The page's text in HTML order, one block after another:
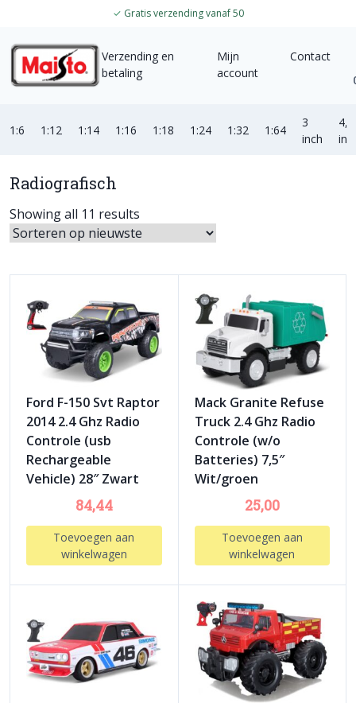
✓ Gratis verzending vanaf 50
Verzending en
betaling
Mijn
account
Contact
1:6 1:12 1:14 1:16 1:18 1:24 1:32 1:64
3
inch
4,5
Radiografisch
Showing all 11 results
Ford F-150 Svt Raptor
2014 2.4 Ghz Radio
Controle (usb
Rechargeable
Vehicle) 28″ Zwart
84,44
Toevoegen aan
winkelwagen
Mack Granite Refuse
Truck 2.4 Ghz Radio
Controle (w/o
Batteries) 7,5″
Wit/groen
25,00
Toevoegen aan
winkelwagen